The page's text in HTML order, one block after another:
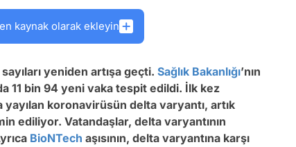
kaynak olarak ekleyin
yeniden artışa geçti. Sağlık Bakanlığı’nın
11 bin 94 yeni vaka tespit edildi. İlk kez
yayılan koronavirüsün delta varyantı, artık
ediliyor. Vatandaşlar, delta varyantının
BioNTech aşısının, delta varyantına karşı